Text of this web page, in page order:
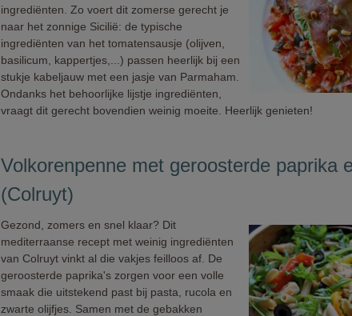
ingrediënten. Zo voert dit zomerse gerecht je
naar het zonnige Sicilië: de typische
ingrediënten van het tomatensausje (olijven,
basilicum, kappertjes,...) passen heerlijk bij een
stukje kabeljauw met een jasje van Parmaham.
Ondanks het behoorlijke lijstje ingrediënten,
vraagt dit gerecht bovendien weinig moeite. Heerlijk genieten!
Volkorenpenne met geroosterde paprika
(Colruyt)
Gezond, zomers en snel klaar? Dit
mediterraanse recept met weinig ingrediënten
van Colruyt vinkt al die vakjes feilloos af. De
geroosterde paprika's zorgen voor een volle
smaak die uitstekend past bij pasta, rucola en
zwarte olijfjes. Samen met de gebakken